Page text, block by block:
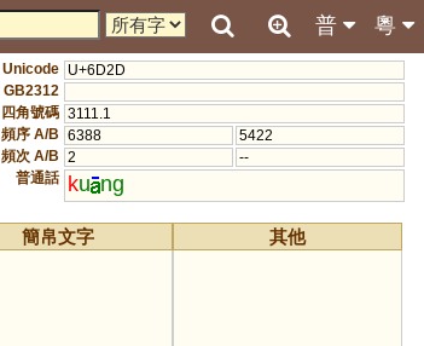
粵
普
Unicode U+6D2D
GB2312
四角號碼 3111.1
頻序 A/B 6388
5422
頻次 A/B 2
--
普通話 ku ng
簡帛文字 其他